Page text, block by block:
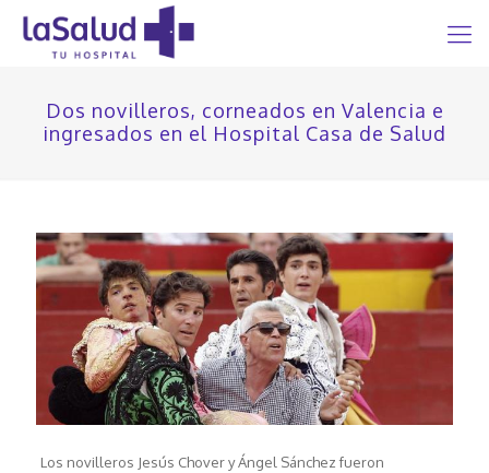
Dos novilleros, corneados en Valencia e
ingresados en el Hospital Casa de Salud
Los novilleros Jesús Chover y Ángel Sánchez fueron